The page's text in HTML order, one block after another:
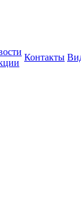
Контакты